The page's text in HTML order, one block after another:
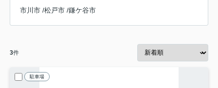
市川市 /松戸市 /鎌ケ谷市
3件
駐車場